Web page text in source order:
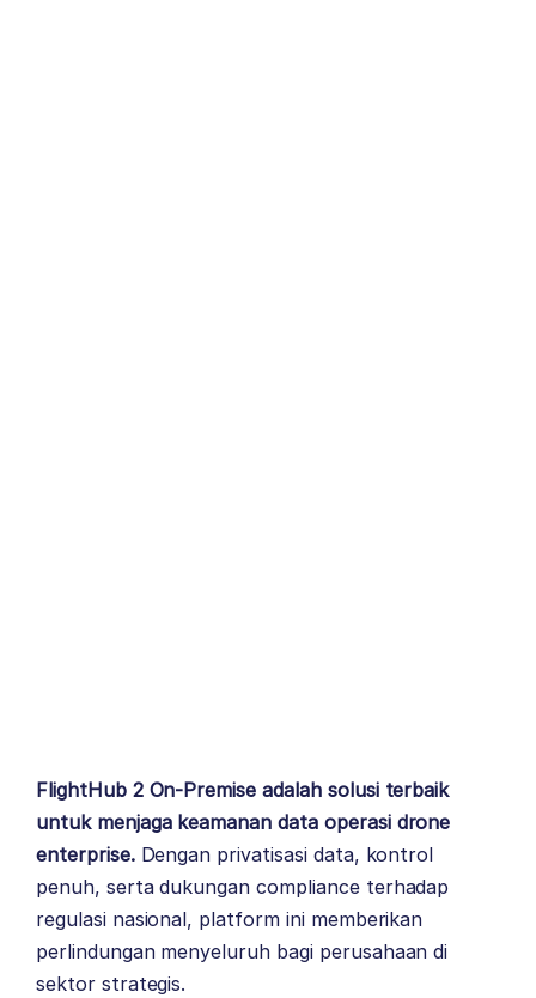
FlightHub 2 On-Premise adalah solusi terbaik
untuk menjaga keamanan data operasi drone
enterprise.Dengan privatisasi data, kontrol
penuh, serta dukungan compliance terhadap
regulasi nasional, platform ini memberikan
perlindungan menyeluruh bagi perusahaan di
sektor strategis.